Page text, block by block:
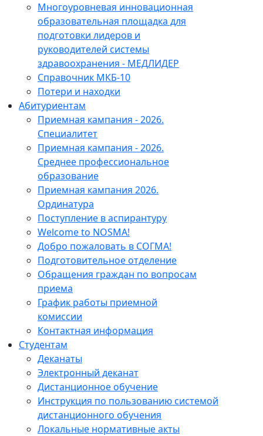
Многоуровневая инновационная
образовательная площадка для
подготовки лидеров и
руководителей системы
здравоохранения - МЕДЛИДЕР
Справочник МКБ-10
Потери и находки
Абитуриентам
Приемная кампания - 2026.
Специалитет
Приемная кампания - 2026.
Среднее профессиональное
образование
Приемная кампания 2026.
Ординатура
Поступление в аспирантуру
Welcome to NOSMA!
Добро пожаловать в СОГМА!
Подготовительное отделение
Обращения граждан по вопросам
приема
График работы приемной
комиссии
Контактная информация
Студентам
Деканаты
Электронный деканат
Дистанционное обучение
Инструкция по пользованию системой
дистанционного обучения
Локальные нормативные акты